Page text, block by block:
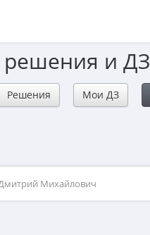
решения и ДЗ
Решения Мои ДЗ
Михайлович